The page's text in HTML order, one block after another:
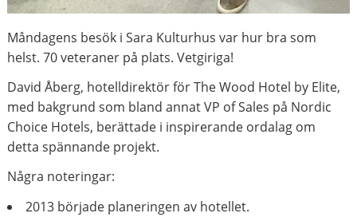
Måndagens besök i Sara Kulturhus var hur bra som
helst. 70 veteraner på plats. Vetgiriga!
David Åberg, hotelldirektör för The Wood Hotel by Elite,
med bakgrund som bland annat VP of Sales på Nordic
Choice Hotels, berättade i inspirerande ordalag om
detta spännande projekt.
Några noteringar:
2013 började planeringen av hotellet.